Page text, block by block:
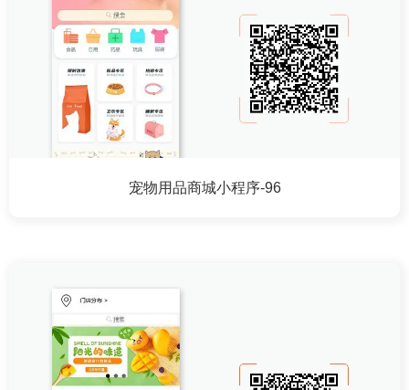
宠物用品商城小程序-96